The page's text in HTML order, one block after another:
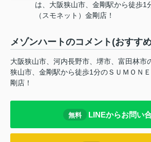
は、大阪狭山市、金剛駅から徒歩1
（スモネット）金剛店！
メゾンハートのコメント(おすす
大阪狭山市、河内長野市、堺市、富田林市
狭山市、金剛駅から徒歩1分のＳＵＭＯＮ
剛店！
無料 LINEからお問い